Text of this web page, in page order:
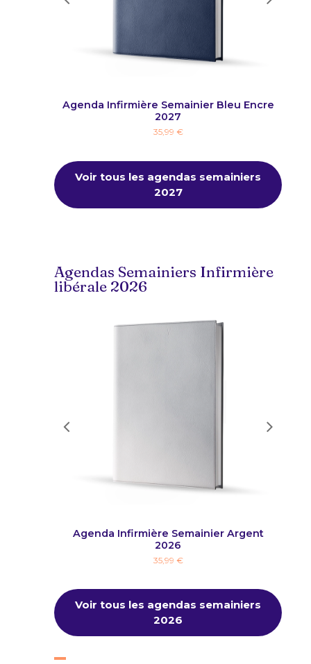
Agenda Infirmière Semainier Bleu Encre
2027
35,99 €
Voir tous les agendas semainiers
2027
Agendas Semainiers Infirmière
libérale 2026
Agenda Infirmière Semainier Argent
2026
35,99 €
Voir tous les agendas semainiers
2026